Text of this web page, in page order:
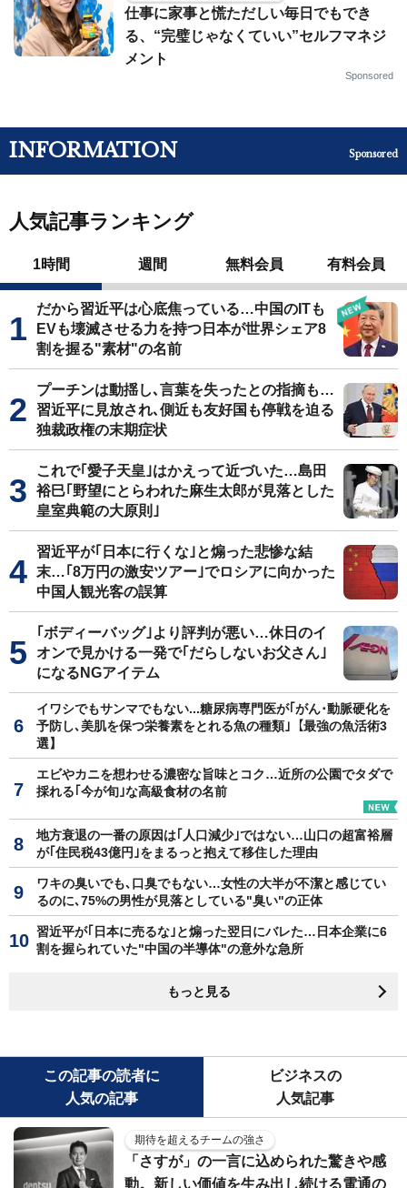
仕事に家事と慌ただしい毎日でもでき
る、“完璧じゃなくていい”セルフマネジ
メント
Sponsored
INFORMATION Sponsored
人気記事ランキング
1時間 週間 無料会員 有料会員
だから習近平は心底焦っている…中国のITも
EVも壊滅させる力を持つ日本が世界シェア8
割を握る"素材"の名前
プーチンは動揺し､言葉を失ったとの指摘も…
習近平に見放され､側近も友好国も停戦を迫る
独裁政権の末期症状
これで｢愛子天皇｣はかえって近づいた…島田
裕巳｢野望にとらわれた麻生太郎が見落とした
皇室典範の大原則｣
習近平が｢日本に行くな｣と煽った悲惨な結
末…｢8万円の激安ツアー｣でロシアに向かった
中国人観光客の誤算
｢ボディーバッグ｣より評判が悪い…休日のイ
オンで見かける一発で｢だらしないお父さん｣
になるNGアイテム
イワシでもサンマでもない...糖尿病専門医が｢がん･動脈硬化を
予防し､美肌を保つ栄養素をとれる魚の種類｣【最強の魚活術3
選】
エビやカニを想わせる濃密な旨味とコク…近所の公園でタダで
採れる｢今が旬｣な高級食材の名前
地方衰退の一番の原因は｢人口減少｣ではない…山口の超富裕層
が｢住民税43億円｣をまるっと抱えて移住した理由
ワキの臭いでも､口臭でもない…女性の大半が不潔と感じてい
るのに､75%の男性が見落としている"臭い"の正体
習近平が｢日本に売るな｣と煽った翌日にバレた…日本企業に6
割を握られていた"中国の半導体"の意外な急所
もっと見る
この記事の読者に
人気の記事
ビジネスの
人気記事
期待を超えるチームの強さ
「さすが」の一言に込められた驚きや感
動。新しい価値を生み出し続ける電通の